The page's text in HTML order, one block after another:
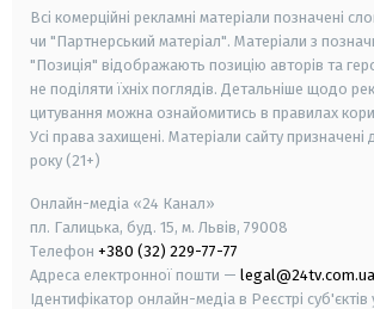
Всі комерційні рекламні матеріали позначені
чи "Партнерський матеріал". Матеріали з
"Позиція" відображають позицію авторів та
не поділяти їхніх поглядів. Детальніше щодо
цитування можна ознайомитись в правилах
Усі права захищені. Матеріали сайту призначені
року (21+)
Онлайн-медіа «24 Канал»
пл. Галицька, буд. 15, м. Львів, 79008
Телефон +380 (32) 229-77-77
Адреса електронної пошти — legal@24tv.com.ua
Ідентифікатор онлайн-медіа в Реєстрі